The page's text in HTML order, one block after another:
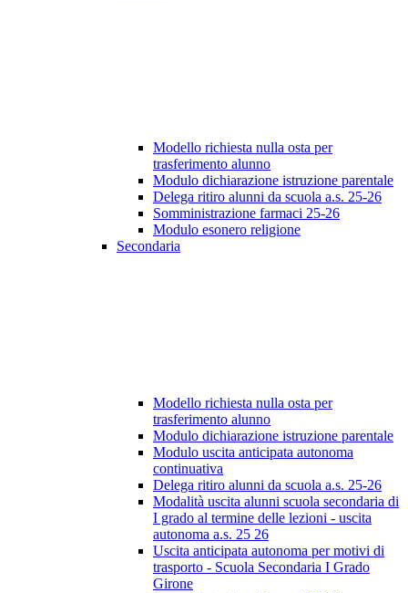
Modello richiesta nulla osta per
trasferimento alunno
Modulo dichiarazione istruzione parentale
Delega ritiro alunni da scuola a.s. 25-26
Somministrazione farmaci 25-26
Modulo esonero religione
Secondaria
Modello richiesta nulla osta per
trasferimento alunno
Modulo dichiarazione istruzione parentale
Modulo uscita anticipata autonoma
continuativa
Delega ritiro alunni da scuola a.s. 25-26
Modalità uscita alunni scuola secondaria di
I grado al termine delle lezioni - uscita
autonoma a.s. 25 26
Uscita anticipata autonoma per motivi di
trasporto - Scuola Secondaria I Grado
Girone